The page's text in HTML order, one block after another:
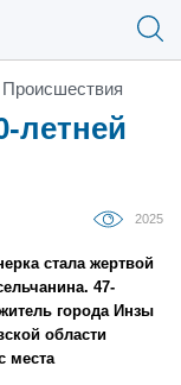
Проиcшествия
летней
2025
стала жертвой
47-
города Инзы
области
места